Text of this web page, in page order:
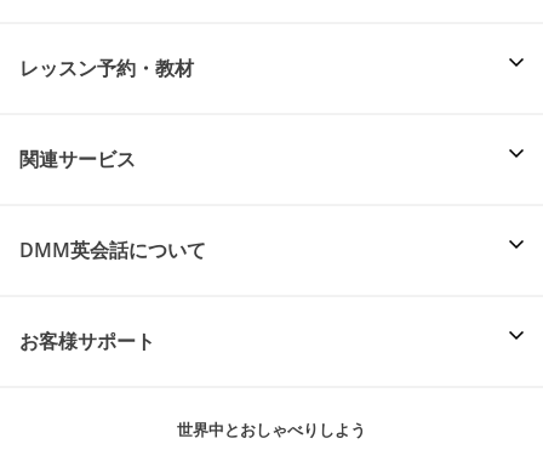
レッスン予約・教材
関連サービス
DMM英会話について
お客様サポート
世界中とおしゃべりしよう